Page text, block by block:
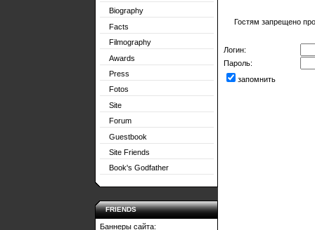
Biography
Facts
Filmography
Awards
Press
Fotos
Site
Forum
Guestbook
Site Friends
Book's Godfather
FRIENDS
Баннеры сайта:
Гостям запрещено
Логин:
Пароль:
запомнить